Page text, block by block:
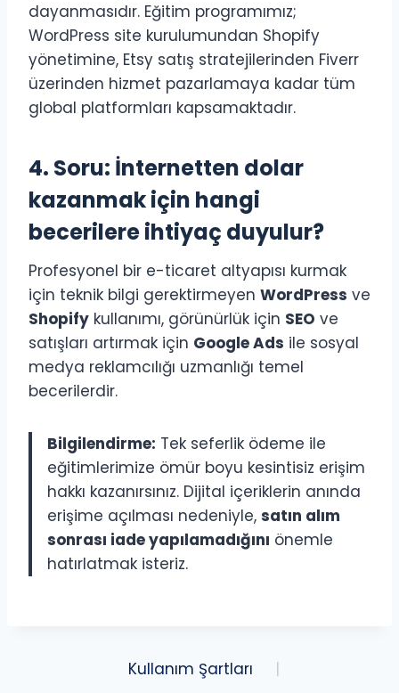
dayanmasıdır. Eğitim programımız;
WordPress site kurulumundan Shopify
yönetimine, Etsy satış stratejilerinden Fiverr
üzerinden hizmet pazarlamaya kadar tüm
global platformları kapsamaktadır.
4. Soru: İnternetten dolar
kazanmak için hangi
becerilere ihtiyaç duyulur?
Profesyonel bir e-ticaret altyapısı kurmak
için teknik bilgi gerektirmeyen WordPress ve
Shopify kullanımı, görünürlük için SEO ve
satışları artırmak için Google Ads ile sosyal
medya reklamcılığı uzmanlığı temel
becerilerdir.
Bilgilendirme: Tek seferlik ödeme ile
eğitimlerimize ömür boyu kesintisiz erişim
hakkı kazanırsınız. Dijital içeriklerin anında
erişime açılması nedeniyle, satın alım
sonrası iade yapılamadığını önemle
hatırlatmak isteriz.
Kullanım Şartları